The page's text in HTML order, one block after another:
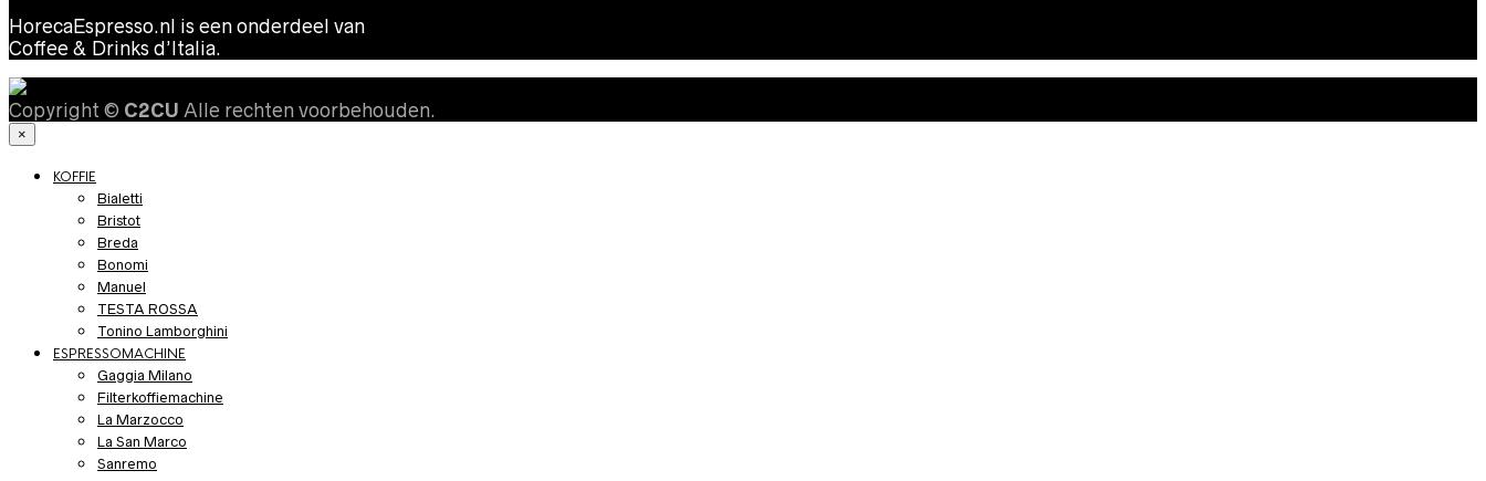
HorecaEspresso.nl is een onderdeel van
Coffee & Drinks d’Italia.
Copyright © C2CU Alle rechten voorbehouden.
×
KOFFIE
Bialetti
Bristot
Breda
Bonomi
Manuel
TESTA ROSSA
Tonino Lamborghini
ESPRESSOMACHINE
Gaggia Milano
Filterkoffiemachine
La Marzocco
La San Marco
Sanremo